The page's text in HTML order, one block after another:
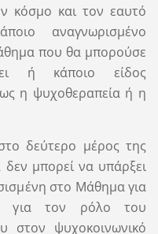
κόσμο και τον εαυτό
αναγνωρισμένο
που θα μπορούσε
ή κάποιο είδος
η ψυχοθεραπεία ή η
δεύτερο μέρος της
μπορεί να υπάρξει
στο Μάθημα για
για τον ρόλο του
στον ψυχοκοινωνικό